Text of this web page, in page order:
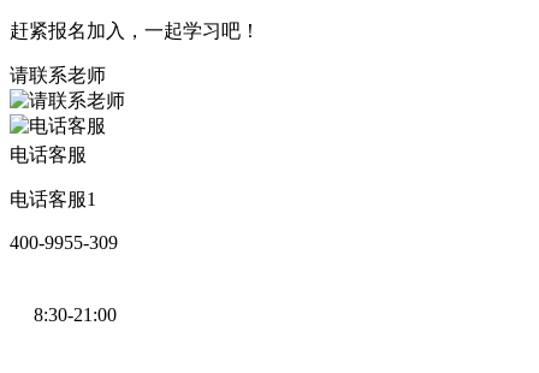
赶紧报名加入，一起学习吧！
请联系老师
电话客服
电话客服1
400-9955-309
8:30-21:00